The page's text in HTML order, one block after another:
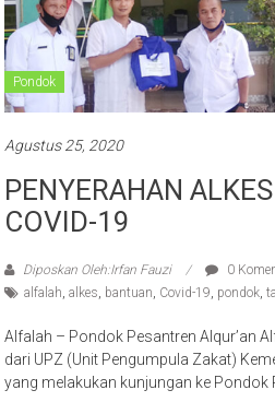
Pondok
Agustus 25, 2020
PENYERAHAN
COVID-19
Diposkan Oleh:Irfan Fauzi
0
alfalah,alkes, bantuan, Covid-19, pondok,
Alfalah – Pondok Pesantren Alqur’an
dari UPZ (Unit Pengumpula Zakat)
yang melakukan kunjungan ke Pondok